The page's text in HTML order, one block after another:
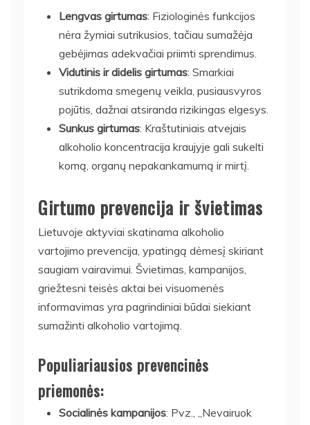
Lengvas girtumas: Fiziologinės funkcijos
nėra žymiai sutrikusios, tačiau sumažėja
gebėjimas adekvačiai priimti sprendimus.
Vidutinis ir didelis girtumas: Smarkiai
sutrikdoma smegenų veikla, pusiausvyros
pojūtis, dažnai atsiranda rizikingas elgesys.
Sunkus girtumas: Kraštutiniais atvejais
alkoholio koncentracija kraujyje gali sukelti
komą, organų nepakankamumą ir mirtį.
Girtumo prevencija ir švietimas
Lietuvoje aktyviai skatinama alkoholio
vartojimo prevencija, ypatingą dėmesį skiriant
saugiam vairavimui. Švietimas, kampanijos,
griežtesni teisės aktai bei visuomenės
informavimas yra pagrindiniai būdai siekiant
sumažinti alkoholio vartojimą.
Populiariausios prevencinės
priemonės:
Socialinės kampanijos: Pvz., „Nevairuok